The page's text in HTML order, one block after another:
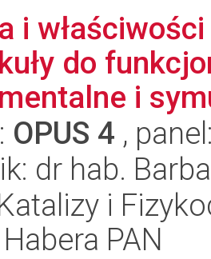
i
do
i
OPUS 4 ,
dr hab.
i
PAN